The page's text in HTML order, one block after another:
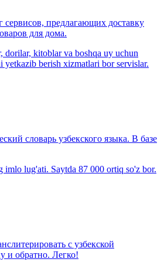
предлагающих доставку
для дома.
kitoblar va boshqa uy uchun
yetkazib berish xizmatlari bor servislar.
словарь узбекского языка. В базе
lug'ati. Saytda 87 000 ortiq so'z bor.
с узбекской
и обратно. Легко!